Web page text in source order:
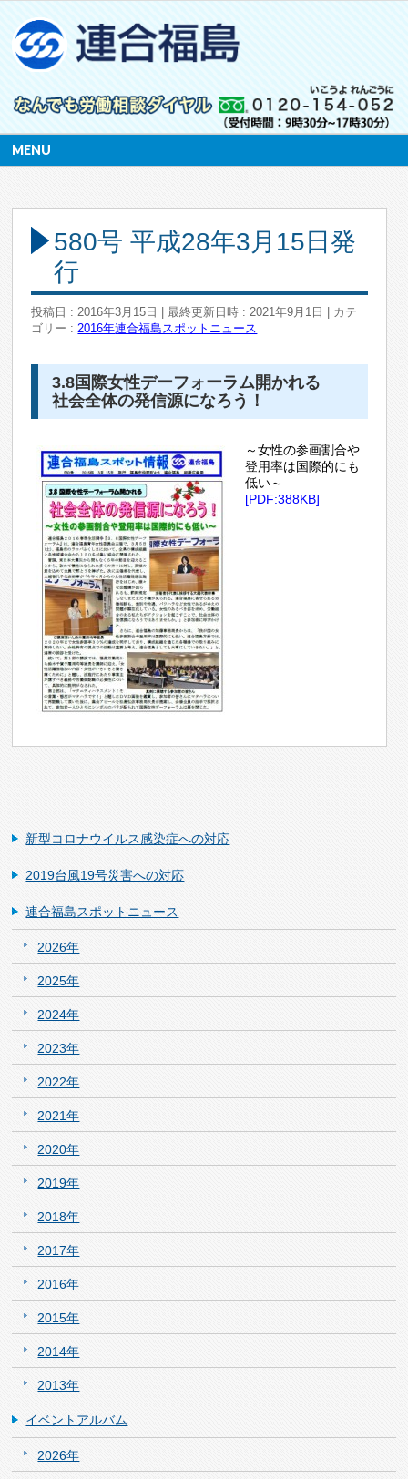
MENU
580号 平成28年3月15日発
行
投稿日 : 2016年3月15日 最終更新日時 : 2021年9月1日
カテ
ゴリー :2016年連合福島スポットニュース
3.8国際女性デーフォーラム開かれる
社会全体の発信源になろう！
～女性の参画割合や
登用率は国際的にも
低い～
[PDF:388KB]
新型コロナウイルス感染症への対応
2019台風19号災害への対応
連合福島スポットニュース
2026年
2025年
2024年
2023年
2022年
2021年
2020年
2019年
2018年
2017年
2016年
2015年
2014年
2013年
イベントアルバム
2026年